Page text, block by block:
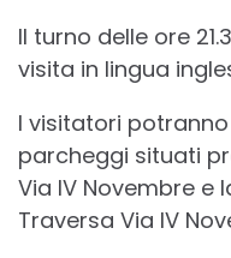
Il turno delle ore
visita in lingua
I visitatori
parcheggi situati
Via IV Novembre e
Traversa Via IV